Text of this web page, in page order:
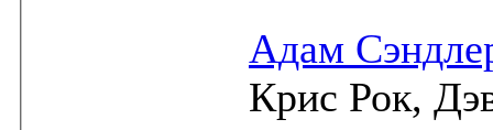
Адам
Крис Рок,